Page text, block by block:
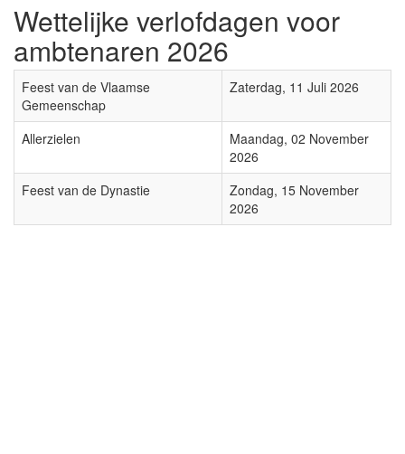
Wettelijke verlofdagen voor
ambtenaren 2026
Feest van de Vlaamse
Gemeenschap
Zaterdag, 11 Juli 2026
Allerzielen
Maandag, 02 November
2026
Feest van de Dynastie
Zondag, 15 November
2026